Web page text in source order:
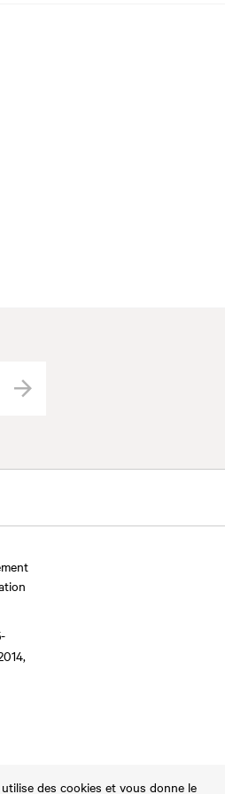
Valider
des cookies et vous donne le